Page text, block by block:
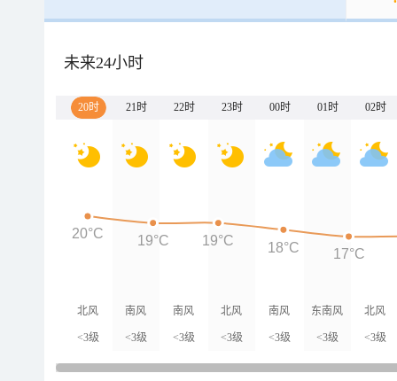
未来24小时
20时 21时 22时 23时 00时 01时 02时
北风
<3级
南风
<3级
南风
<3级
北风
<3级
南风
<3级
东南风
<3级
北风
<3级
20°C 19°C 19°C 18°C 17°C